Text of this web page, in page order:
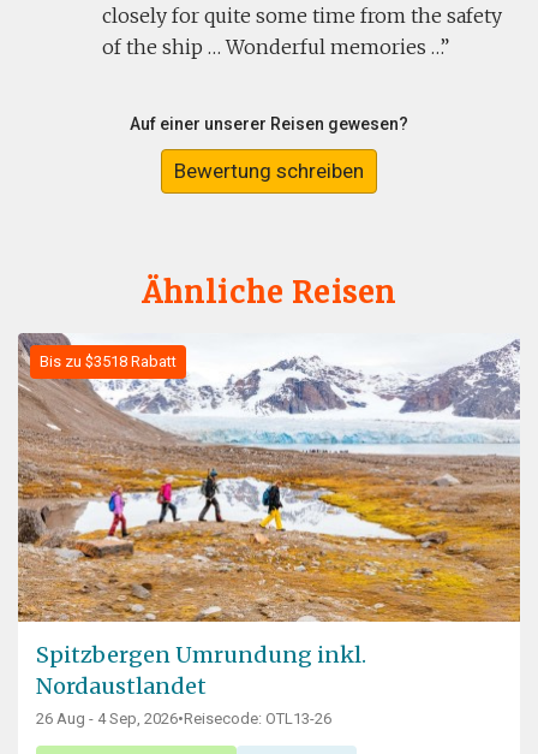
closely for quite some time from the safety
of the ship … Wonderful memories …
Auf einer unserer Reisen gewesen?
Bewertung schreiben
Ähnliche Reisen
Bis zu $3518 Rabatt
Spitzbergen Umrundung inkl.
Nordaustlandet
26 Aug - 4 Sep, 2026•Reisecode: OTL13-26